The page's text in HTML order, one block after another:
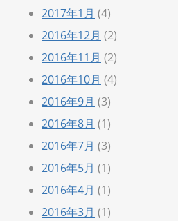
2017年1月 (4)
2016年12月 (2)
2016年11月 (2)
2016年10月 (4)
2016年9月 (3)
2016年8月 (1)
2016年7月 (3)
2016年5月 (1)
2016年4月 (1)
2016年3月 (1)